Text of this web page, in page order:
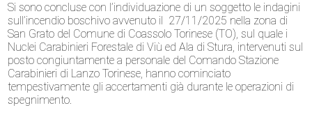
Si sono concluse con l’individuazione di un soggetto le indagini
sull’incendio boschivo avvenuto il 27/11/2025 nella zona di
San Grato del Comune di Coassolo Torinese (TO), sul quale i
Nuclei Carabinieri Forestale di Viù ed Ala di Stura, intervenuti sul
posto congiuntamente a personale del Comando Stazione
Carabinieri di Lanzo Torinese, hanno cominciato
tempestivamente gli accertamenti già durante le operazioni di
spegnimento.